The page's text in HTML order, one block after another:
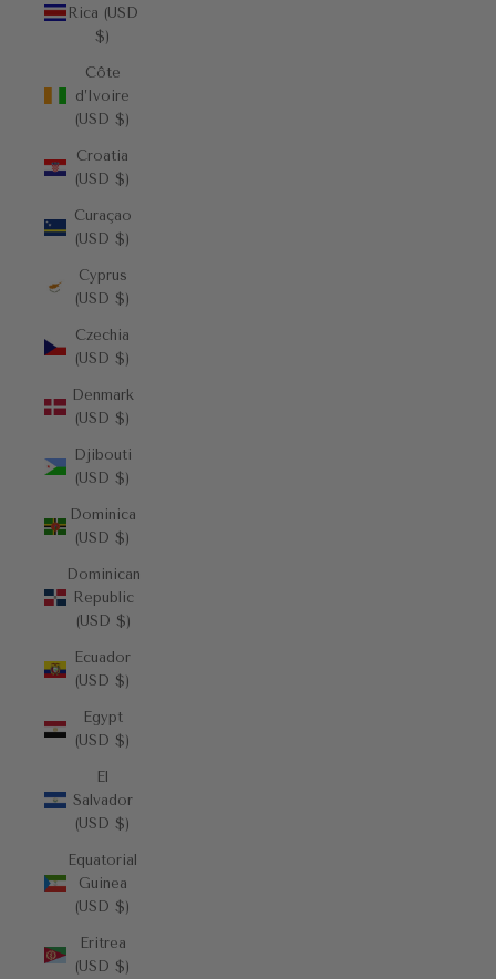
Rica (USD
$)
Côte
d’Ivoire
(USD $)
Croatia
(USD $)
Curaçao
(USD $)
Cyprus
(USD $)
Czechia
(USD $)
Denmark
(USD $)
Djibouti
(USD $)
Dominica
(USD $)
Dominican
Republic
(USD $)
Ecuador
(USD $)
Egypt
(USD $)
El
Salvador
(USD $)
Equatorial
Guinea
(USD $)
Eritrea
(USD $)